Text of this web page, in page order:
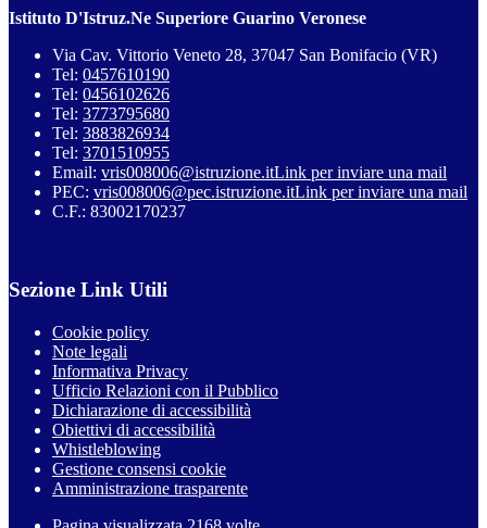
Istituto D'Istruz.Ne Superiore Guarino Veronese
Via Cav. Vittorio Veneto 28, 37047 San Bonifacio (VR)
Tel: 0457610190
Tel: 0456102626
Tel: 3773795680
Tel: 3883826934
Tel: 3701510955
Email: vris008006@istruzione.itLink per inviare una mail
PEC: vris008006@pec.istruzione.itLink per inviare una mail
C.F.: 83002170237
Sezione Link Utili
Cookie policy
Note legali
Informativa Privacy
Ufficio Relazioni con il Pubblico
Dichiarazione di accessibilità
Obiettivi di accessibilità
Whistleblowing
Gestione consensi cookie
Amministrazione trasparente